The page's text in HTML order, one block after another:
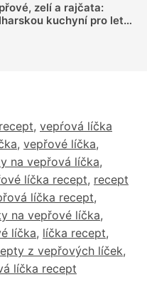
zelí a rajčata:
kuchyní pro letní
, vepŕová líčka
, vepřové líčka,
na vepřová líčka,
líčka recept, recept
líčka recept,
na vepřové líčka,
líčka, líčka recept,
z vepřových líček,
líčka recept